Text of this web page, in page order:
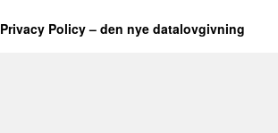
Privacy Policy – den nye datalovgivning